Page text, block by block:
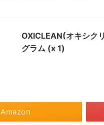
OXICLEAN(オキシク
グラム (x 1)
Amazon